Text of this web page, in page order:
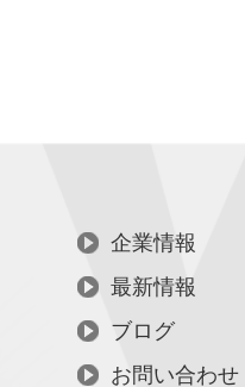
企業情報
最新情報
ブログ
お問い合わせ